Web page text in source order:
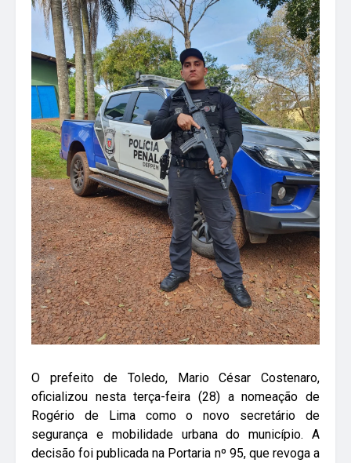
O prefeito de Toledo, Mario César Costenaro,
oficializou nesta terça-feira (28) a nomeação de
Rogério de Lima como o novo secretário de
segurança e mobilidade urbana do município. A
decisão foi publicada na Portaria nº 95, que revoga a